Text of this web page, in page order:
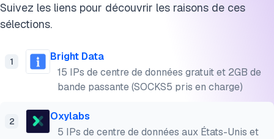
Suivez les liens pour découvrir les raisons de ces
sélections.
1
Bright Data
15 IPs de centre de données gratuit et 2GB de
bande passante (SOCKS5 pris en charge)
2
Oxylabs
5 IPs de centre de données aux États-Unis et